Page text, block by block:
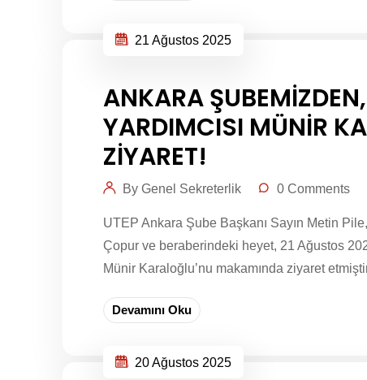
21 Ağustos 2025
ANKARA
YARDIMCISI MÜNİR
ZİYARET!
By Genel Sekreterlik 0 Comments
UTEP Ankara Şube Başkanı Sayın Metin
Çopur ve beraberindeki heyet, 21 Ağustos
Münir Karaloğlu’nu makamında ziyaret
Devamını Oku
20 Ağustos 2025